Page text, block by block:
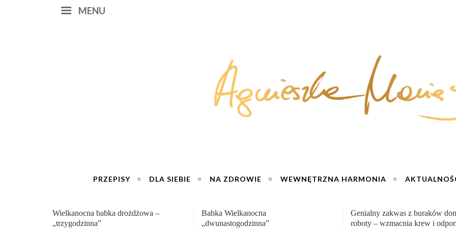
MENU
PRZEPISY DLA SIEBIE NA ZDROWIE WEWNĘTRZNA HARMONIA
Babka Wielkanocna
„dwunastogodzinna”
Genialny zakwas z buraków domowej
roboty – wzmacnia krew i odporność
„Przemiana” Podróż do siły i